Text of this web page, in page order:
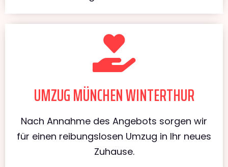
UMZUG MÜNCHEN WINTERTHUR
Nach Annahme des Angebots sorgen wir
für einen reibungslosen Umzug in Ihr neues
Zuhause.